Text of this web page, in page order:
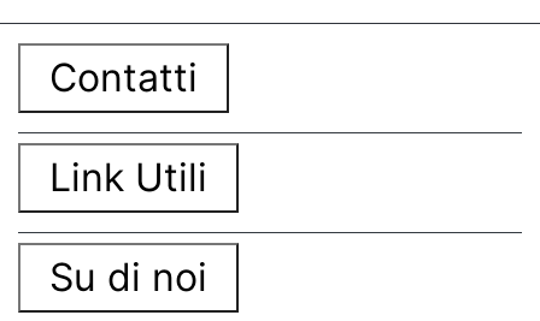
Contatti
Link Utili
Su di noi